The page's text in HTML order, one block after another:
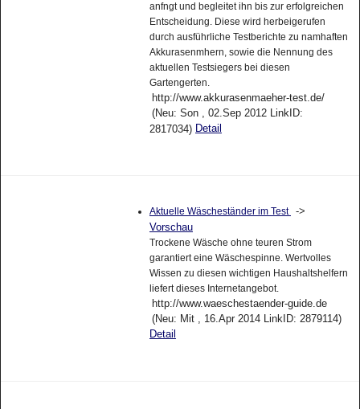
anfngt und begleitet ihn bis zur erfolgreichen
Entscheidung. Diese wird herbeigerufen
durch ausführliche Testberichte zu namhaften
Akkurasenmhern, sowie die Nennung des
aktuellen Testsiegers bei diesen
Gartengerten.
http://www.akkurasenmaeher-test.de/
(Neu: Son , 02.Sep 2012 LinkID:
2817034) Detail
Aktuelle Wäscheständer im Test ->
Vorschau
Trockene Wäsche ohne teuren Strom
garantiert eine Wäschespinne. Wertvolles
Wissen zu diesen wichtigen Haushaltshelfern
liefert dieses Internetangebot.
http://www.waeschestaender-guide.de
(Neu: Mit , 16.Apr 2014 LinkID: 2879114)
Detail